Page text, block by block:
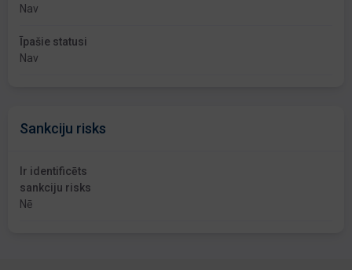
Nav
Īpašie statusi
Nav
Sankciju risks
Ir identificēts
sankciju risks
Nē